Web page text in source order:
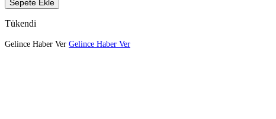
Sepete Ekle
Tükendi
Gelince Haber Ver Gelince Haber Ver